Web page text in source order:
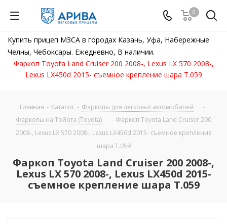
0
Купить прицеп МЗСА в городах Казань, Уфа, Набережные
Челны, Чебоксары. Ежедневно, В наличии.
Фаркоп Toyota Land Cruiser 200 2008-, Lexus LX 570 2008-,
Lexus LX450d 2015- съемное крепление шара T.059
Главная - Каталог - Фаркопы для легковых автомобилей
-
Фаркопы на Тойота (Toyota)
- Фаркоп Toyota Land Cruiser 200
2008-, Lexus LX 570 2008-, Lexus LX450d 2015- съемное крепление
шара T.059
Фаркоп Toyota Land Cruiser 200 2008-,
Lexus LX 570 2008-, Lexus LX450d 2015-
съемное крепление шара T.059